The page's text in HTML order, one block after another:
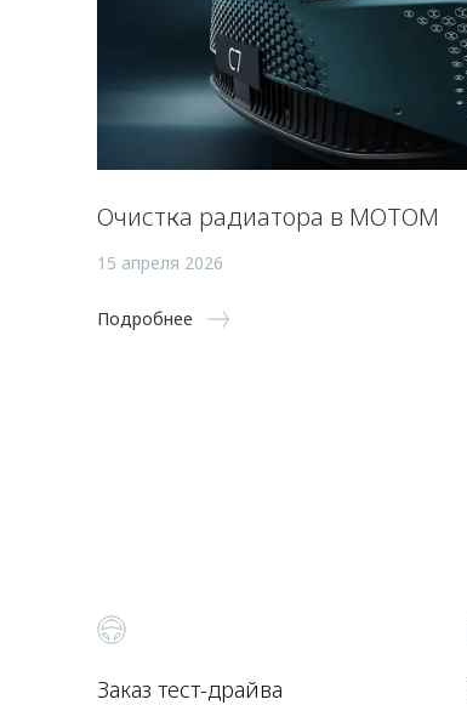
Очистка радиатора в МОТОМ
15 апреля 2026
Подробнее
Заказ тест-драйва